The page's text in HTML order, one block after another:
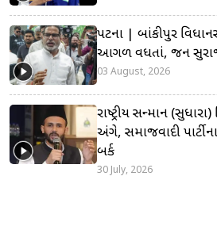
પટના | બાંકીપુર
આગળ વધતાં, જન
03 August, 2026
રાષ્ટ્રીય સન્માન
અંગે, સમાજવાદી
બર્ક
30 July, 2026